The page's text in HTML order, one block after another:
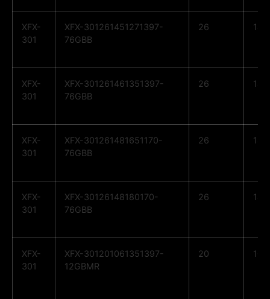
XFX-
301
XFX-301261451271397-
76GBB
26 14
XFX-
301
XFX-301261461351397-
76GBB
26 14
XFX-
301
XFX-301261481651170-
76GBB
26 14
XFX-
301
XFX-30126148180170-
76GBB
26 14
XFX-
301
XFX-301201061351397-
12GBMR
20 10